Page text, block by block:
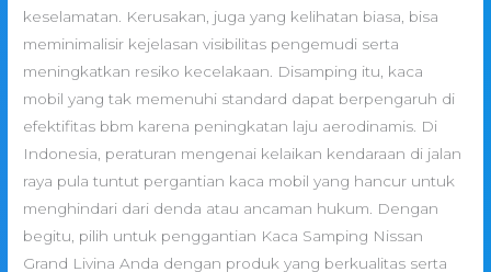
keselamatan. Kerusakan, juga yang kelihatan biasa, bisa
meminimalisir kejelasan visibilitas pengemudi serta
meningkatkan resiko kecelakaan. Disamping itu, kaca
mobil yang tak memenuhi standard dapat berpengaruh di
efektifitas bbm karena peningkatan laju aerodinamis. Di
Indonesia, peraturan mengenai kelaikan kendaraan di jalan
raya pula tuntut pergantian kaca mobil yang hancur untuk
menghindari dari denda atau ancaman hukum. Dengan
begitu, pilih untuk penggantian Kaca Samping Nissan
Grand Livina Anda dengan produk yang berkualitas serta